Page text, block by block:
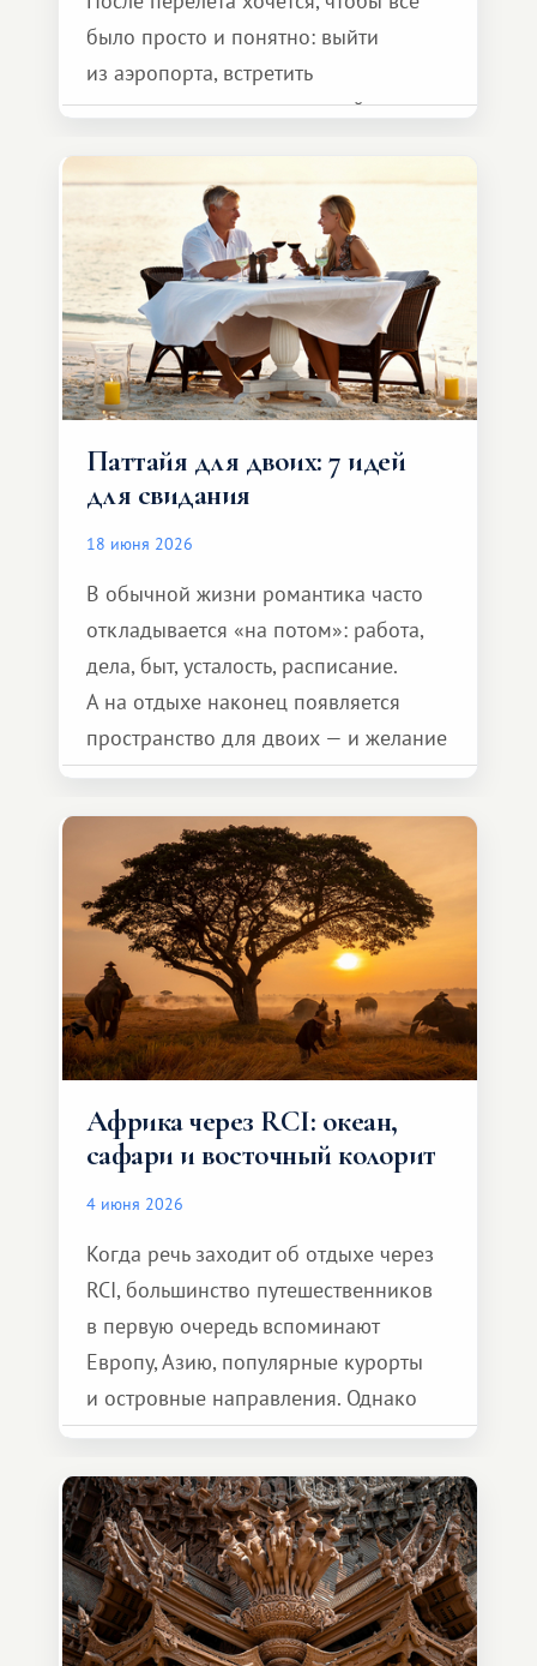
было просто и понятно: выйти
из аэропорта, встретить
представителя транспортной
и спокойно доехать до курорта.
Паттайя для двоих: 7 идей
для свидания
18 июня 2026
В обычной жизни романтика часто
откладывается «на потом»: работа,
дела, быт, усталость, расписание.
А на отдыхе наконец появляется
пространство для двоих — и желание
сделать для близкого человека что-то
особенное. Не обязательно
масштабное, но тёплое
и запоминающееся :)
Африка через RCI: океан,
сафари и восточный колорит
4 июня 2026
Когда речь заходит об отдыхе через
RCI, большинство путешественников
в первую очередь вспоминают
Европу, Азию, популярные курорты
и островные направления. Однако
возможности обменной системы
значительно шире. Среди них есть
и Африка — континент, который
способен подарить совершенно иной
формат путешествия.